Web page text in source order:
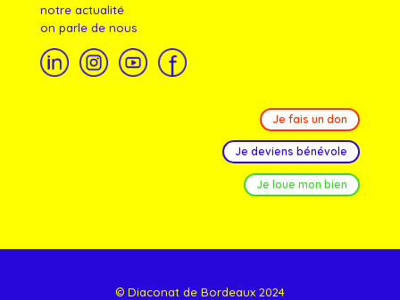
notre actualité
on parle de nous
Je fais un don
Je deviens bénévole
Je loue mon bien
© Diaconat de Bordeaux 2024